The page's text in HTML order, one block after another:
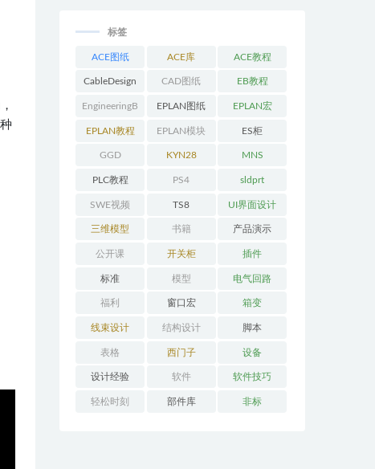
标签
ACE图纸 ACE库 ACE教程
CableDesign CAD图纸 EB教程
EngineeringB
ase教程
EPLAN图纸 EPLAN宏
EPLAN教程 EPLAN模块 ES柜
GGD KYN28 MNS
PLC教程 PS4 sldprt
SWE视频 TS8 UI界面设计
三维模型 书籍 产品演示
公开课 开关柜 插件
标准 模型 电气回路
福利 窗口宏 箱变
线束设计 结构设计 脚本
表格 西门子 设备
设计经验 软件 软件技巧
轻松时刻 部件库 非标